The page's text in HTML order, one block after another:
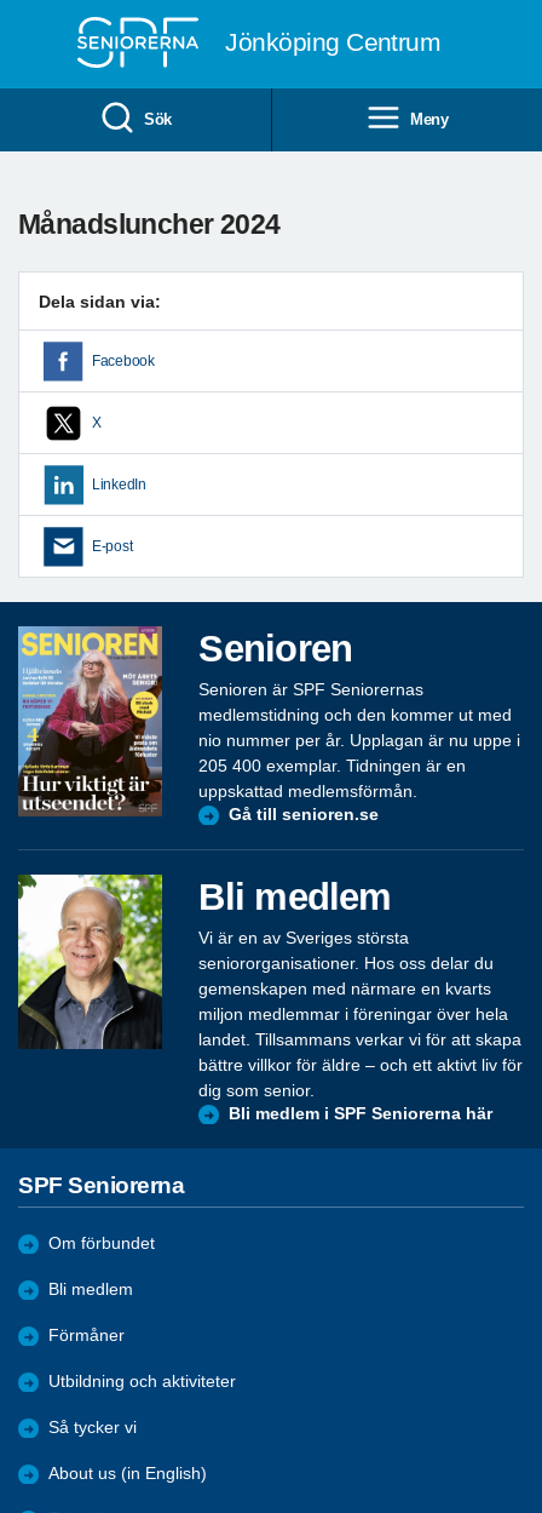
Jönköping Centrum
Sök Meny
Månadsluncher 2024
Dela sidan via:
Facebook
X
LinkedIn
E-post
Senioren
Senioren är SPF Seniorernas
medlemstidning och den kommer ut med
nio nummer per år. Upplagan är nu uppe i
205 400 exemplar. Tidningen är en
uppskattad medlemsförmån.
Gå till senioren.se
Bli medlem
Vi är en av Sveriges största
seniororganisationer. Hos oss delar du
gemenskapen med närmare en kvarts
miljon medlemmar i föreningar över hela
landet. Tillsammans verkar vi för att skapa
bättre villkor för äldre – och ett aktivt liv för
dig som senior.
Bli medlem i SPF Seniorerna här
SPF Seniorerna
Om förbundet
Bli medlem
Förmåner
Utbildning och aktiviteter
Så tycker vi
About us (in English)